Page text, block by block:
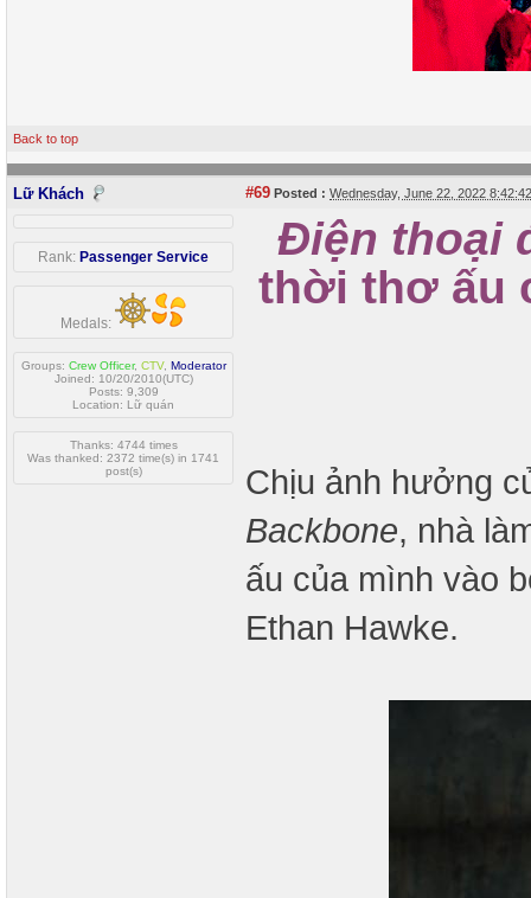
Back to top
Lữ Khách #69 Posted : Wednesday, June 22, 2022
Rank: Passenger Service
Medals:
Groups: Crew Officer, CTV, Moderator
Joined: 10/20/2010(UTC)
Posts: 9,309
Location: Lữ quán
Thanks: 4744 times
Was thanked: 2372 time(s) in 1741
post(s)
Điện thoại
thời thơ ấu
Chịu ảnh hưởng
Backbone, nhà
ấu của mình vào
Ethan Hawke.